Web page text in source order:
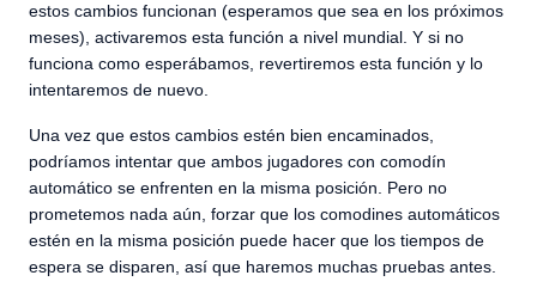
estos cambios funcionan (esperamos que sea en los próximos
meses), activaremos esta función a nivel mundial. Y si no
funciona como esperábamos, revertiremos esta función y lo
intentaremos de nuevo.
Una vez que estos cambios estén bien encaminados,
podríamos intentar que ambos jugadores con comodín
automático se enfrenten en la misma posición. Pero no
prometemos nada aún, forzar que los comodines automáticos
estén en la misma posición puede hacer que los tiempos de
espera se disparen, así que haremos muchas pruebas antes.